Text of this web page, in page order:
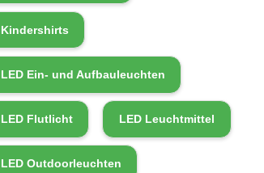
Kindershirts
LED Ein- und Aufbauleuchten
LED Flutlicht LED Leuchtmittel
LED Outdoorleuchten